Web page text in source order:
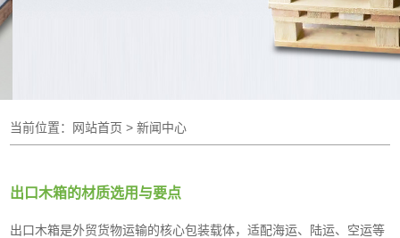
当前位置： 网站首页 > 新闻中心
出口木箱的材质选用与要点
出口木箱是外贸货物运输的核心包装载体，适配海运、陆运、空运等